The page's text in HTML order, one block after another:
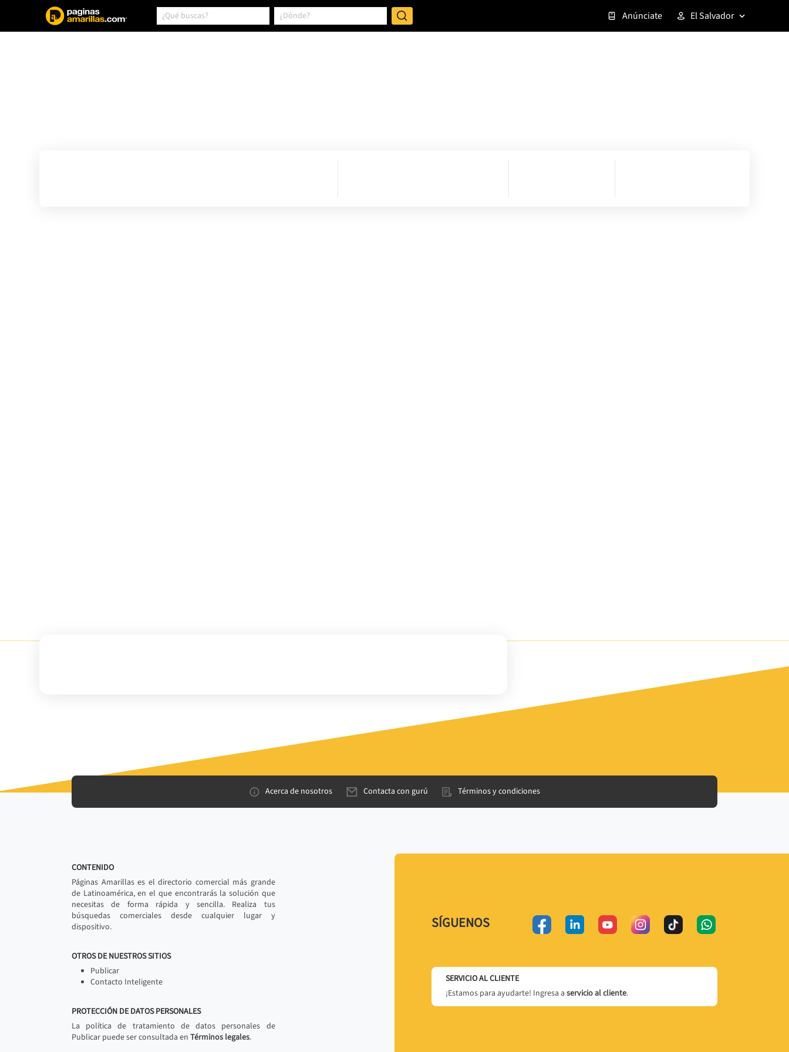
Anúnciate El Salvador
Acerca de nosotros Contacta con gurú Términos y condiciones
CONTENIDO
Páginas Amarillas es el directorio comercial más grande
de Latinoamérica, en el que encontrarás la solución que
necesitas de forma rápida y sencilla. Realiza tus
búsquedas comerciales desde cualquier lugar y
dispositivo.
OTROS DE NUESTROS SITIOS
Publicar
Contacto Inteligente
PROTECCIÓN DE DATOS PERSONALES
La política de tratamiento de datos personales de
Publicar puede ser consultada en Términos legales.
SÍGUENOS
SERVICIO AL CLIENTE
¡Estamos para ayudarte! Ingresa a servicio al cliente.